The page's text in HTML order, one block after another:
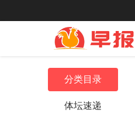
分类目录
体坛速递